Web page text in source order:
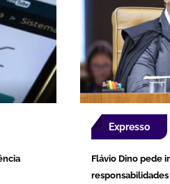
Expresso
Flávio Dino pede